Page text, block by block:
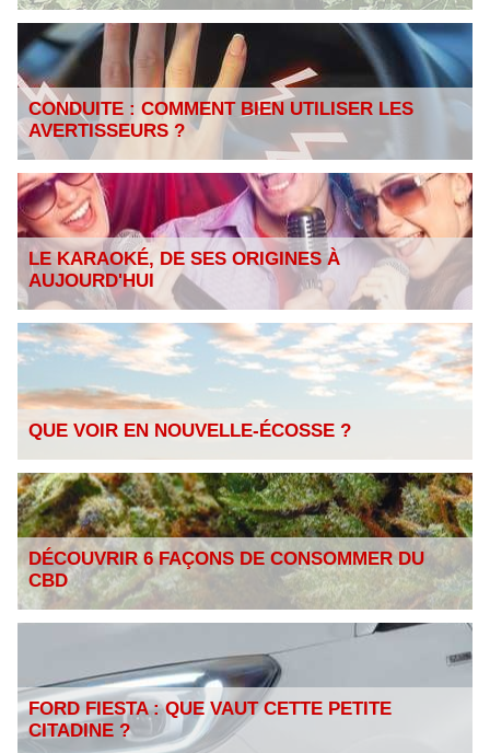
CONDUITE : COMMENT BIEN UTILISER LES
AVERTISSEURS ?
LE KARAOKÉ, DE SES ORIGINES À
AUJOURD'HUI
QUE VOIR EN NOUVELLE-ÉCOSSE ?
DÉCOUVRIR 6 FAÇONS DE CONSOMMER DU
CBD
FORD FIESTA : QUE VAUT CETTE PETITE
CITADINE ?